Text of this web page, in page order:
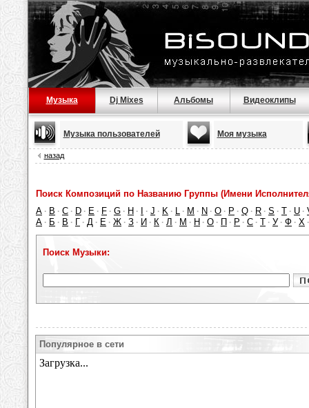
Музыка Dj Mixes Альбомы Видеоклипы
Музыка пользователей Моя музыка
назад
Поиск Композиций по Названию Группы (Имени
A · B · C · D · E · F · G · H · · J · K · L · M · N · O · P · Q · R · S · T · U ·
А · Б · В · Г · Д · Е · Ж · З · И · К · Л · М · Н · О · П · Р · С · Т · У · Ф · Х
Поиск Музыки:
Популярное в сети